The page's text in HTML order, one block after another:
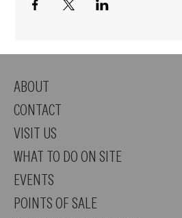
ABOUT
CONTACT
VISIT US
WHAT TO DO ON SITE
EVENTS
POINTS OF SALE